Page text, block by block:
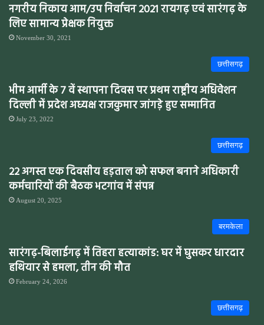
नगरीय निकाय आम/उप निर्वाचन 2021 रायगढ़ एवं सारंगढ़ के
लिए सामान्य प्रेक्षक नियुक्त
November 30, 2021
छत्तीसगढ़
भीम आर्मी के 7 वें स्थापना दिवस पर प्रथम राष्ट्रीय अधिवेशन
दिल्ली में प्रदेश अध्यक्ष राजकुमार जांगड़े हुए सम्मानित
July 23, 2022
छत्तीसगढ़
22 अगस्त एक दिवसीय हड़ताल को सफल बनाने अधिकारी
कर्मचारियों की बैठक भटगांव में संपन्न
August 20, 2025
बरमकेला
सारंगढ़-बिलाईगढ़ में तिहरा हत्याकांड: घर में घुसकर धारदार
हथियार से हमला, तीन की मौत
February 24, 2026
छत्तीसगढ़